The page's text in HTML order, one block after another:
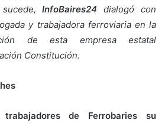
sucede,InfoBaires24 dialogó con
y trabajadora ferroviaria en la
de esta empresa estatal
Constitución.
de Ferrobaries su